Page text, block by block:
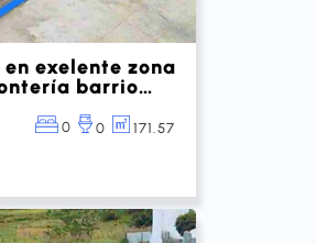
exelente zona
barrio
0 0 171.57